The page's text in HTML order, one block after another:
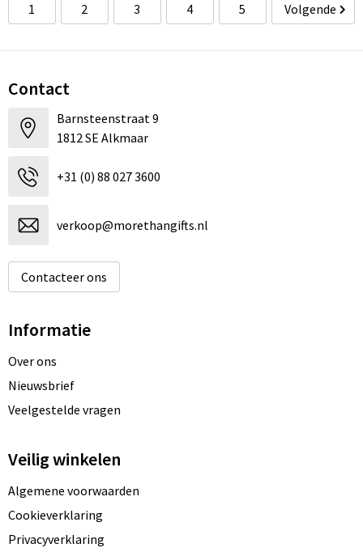
1 2 3 4 5 Volgende
Contact
Barnsteenstraat 9
1812 SE Alkmaar
+31 (0) 88 027 3600
verkoop@morethangifts.nl
Contacteer ons
Informatie
Over ons
Nieuwsbrief
Veelgestelde vragen
Veilig winkelen
Algemene voorwaarden
Cookieverklaring
Privacyverklaring